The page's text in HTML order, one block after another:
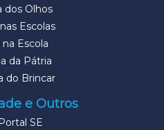
dos Olhos
Escolas
Escola
da Pátria
do Brincar
e Outros
SE